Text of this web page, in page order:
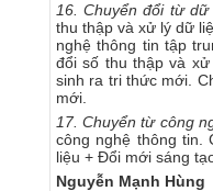
16. Chuyển đổi từ
thu thập và xử lý dữ
nghệ thông tin tập
đổi số thu thập và
sinh ra tri thức mới.
mới.
17. Chuyển từ công
công nghệ thông tin.
liệu + Đổi mới sáng
Nguyễn Mạnh Hùng